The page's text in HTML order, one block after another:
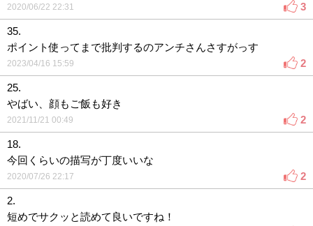
2020/06/22 22:31 3
35.
ポイント使ってまで批判するのアンチさんさすがっす
2023/04/16 15:59 2
25.
やばい、顔もご飯も好き
2021/11/21 00:49 2
18.
今回くらいの描写が丁度いいな
2020/07/26 22:17 2
2.
短めでサクッと読めて良いですね！